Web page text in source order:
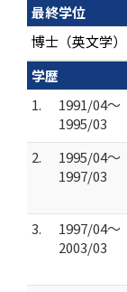
最終学位
博士（英文学）
学歴
1.
1991/04～
1995/03
2.
1995/04～
1997/03
3.
1997/04～
2003/03